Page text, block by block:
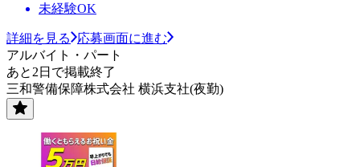
未経験OK
詳細を見る
応募画面に進む
アルバイト・パート
あと2日で掲載終了
三和警備保障株式会社 横浜支社(夜勤)